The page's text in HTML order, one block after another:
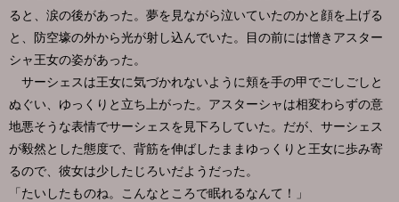
ると、涙の後があった。夢を見ながら泣いていたのかと顔を上げる
と、防空壕の外から光が射し込んでいた。目の前には憎きアスター
シャ王女の姿があった。
サーシェスは王女に気づかれないように頬を手の甲でごしごしと
ぬぐい、ゆっくりと立ち上がった。アスターシャは相変わらずの意
地悪そうな表情でサーシェスを見下ろしていた。だが、サーシェス
が毅然とした態度で、背筋を伸ばしたままゆっくりと王女に歩み寄
るので、彼女は少したじろいだようだった。
「たいしたものね。こんなところで眠れるなんて！」